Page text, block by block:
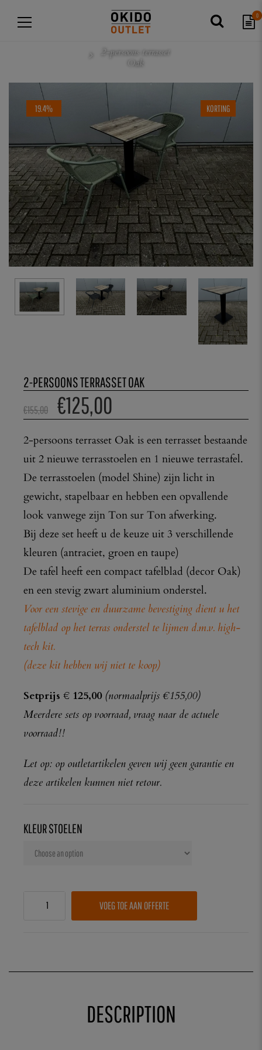
0
2-persoons terrasset
Oak
19.4% KORTING
2-PERSOONS TERRASSET OAK
€155,00 €125,00
2-persoons terrasset Oak is een terrasset bestaande
uit 2 nieuwe terrasstoelen en 1 nieuwe terrastafel.
De terrasstoelen (model Shine) zijn licht in
gewicht, stapelbaar en hebben een opvallende
look vanwege zijn Ton sur Ton afwerking.
Bij deze set heeft u de keuze uit 3 verschillende
kleuren (antraciet, groen en taupe)
De tafel heeft een compact tafelblad (decor Oak)
en een stevig zwart aluminium onderstel.
Voor een stevige en duurzame bevestiging dient u het
tafelblad op het terras onderstel te lijmen d.m.v. high-
tech kit.
(deze kit hebben wij niet te koop)
Setprijs € 125,00 (normaalprijs €155,00)
Meerdere sets op voorraad, vraag naar de actuele
voorraad!!
Let op: op outletartikelen geven wij geen garantie en
deze artikelen kunnen niet retour.
KLEUR STOELEN
VOEG TOE AAN OFFERTE
DESCRIPTION